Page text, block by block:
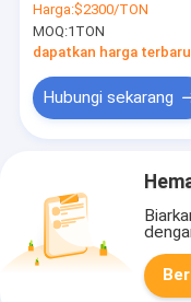
Logam Panel 201
316 Pelat Ss Hot
Rolled
Harga:$2300/TON
MOQ:1TON
dapatkan harga terbaru
Hubungi sekarang